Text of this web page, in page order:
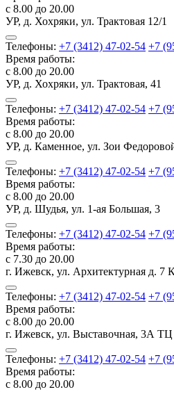
с 8.00 до 20.00
УР, д. Хохряки, ул. Трактовая 12/1
Телефоны: +7 (3412) 47-02-54 +7
Время работы:
с 8.00 до 20.00
УР, д. Хохряки, ул. Трактовая, 41
Телефоны: +7 (3412) 47-02-54 +7
Время работы:
с 8.00 до 20.00
УР, д. Каменное, ул. Зои
Телефоны: +7 (3412) 47-02-54 +7
Время работы:
с 8.00 до 20.00
УР, д. Шудья, ул. 1-ая Большая, 3
Телефоны: +7 (3412) 47-02-54 +7
Время работы:
с 7.30 до 20.00
г. Ижевск, ул. Архитектурная д.
Телефоны: +7 (3412) 47-02-54 +7
Время работы:
с 8.00 до 20.00
г. Ижевск, ул. Выставочная, 3А
Телефоны: +7 (3412) 47-02-54 +7
Время работы:
с 8.00 до 20.00